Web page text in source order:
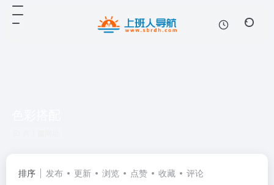
排序 发布 更新 浏览 点赞 收藏 评论